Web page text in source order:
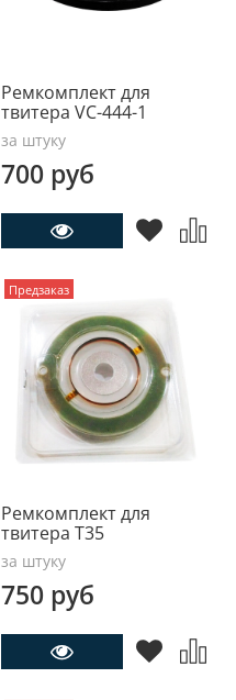
Ремкомплект для
твитера VC-444-1
за штуку
700 руб
Предзаказ
Ремкомплект для
твитера T35
за штуку
750 руб